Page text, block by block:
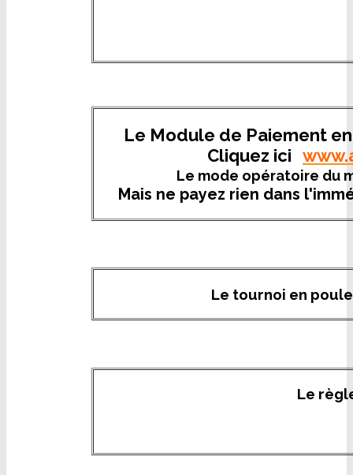
Le Module de Paiement
Cliquez ici
Le mode opératoire du
Mais ne payez rien dans
Le tournoi en
Le